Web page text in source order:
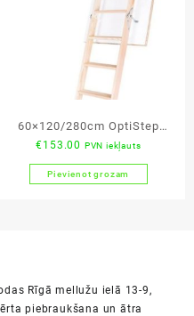
60×120/280cm OptiStep
OLE basic bēniņu kāpnes
€153.00 PVN iekļauts
Pievienot grozam
Rīgā mellužu ielā 13-9,
piebraukšana un ātra